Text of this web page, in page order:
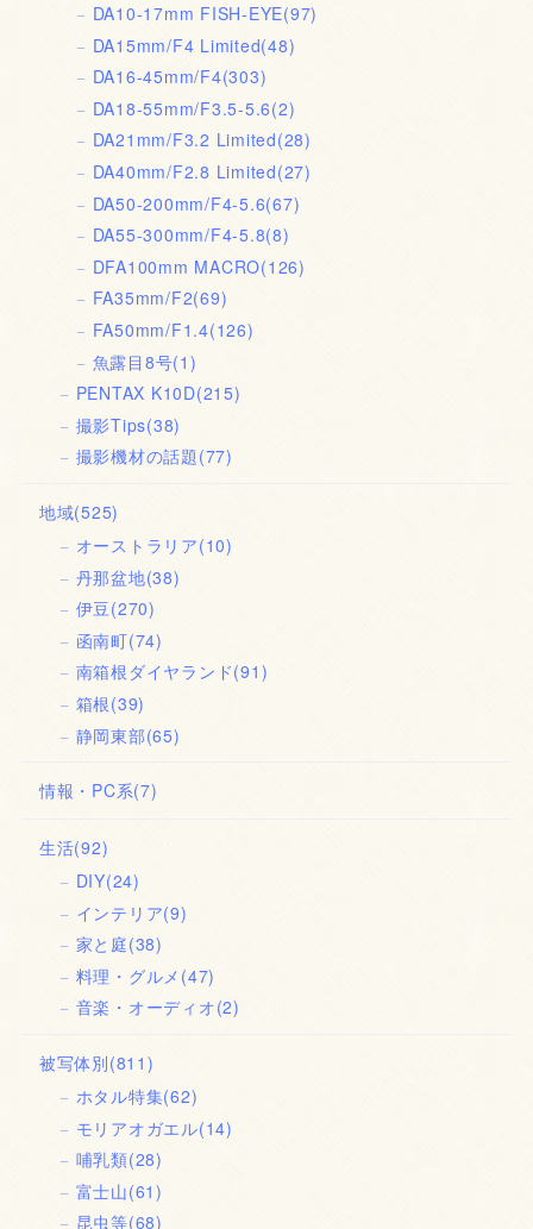
DA10-17mm FISH-EYE(97)
DA15mm/F4 Limited(48)
DA16-45mm/F4(303)
DA18-55mm/F3.5-5.6(2)
DA21mm/F3.2 Limited(28)
DA40mm/F2.8 Limited(27)
DA50-200mm/F4-5.6(67)
DA55-300mm/F4-5.8(8)
DFA100mm MACRO(126)
FA35mm/F2(69)
FA50mm/F1.4(126)
魚露目8号(1)
PENTAX K10D(215)
撮影Tips(38)
撮影機材の話題(77)
地域(525)
オーストラリア(10)
丹那盆地(38)
伊豆(270)
函南町(74)
南箱根ダイヤランド(91)
箱根(39)
静岡東部(65)
情報・PC系(7)
生活(92)
DIY(24)
インテリア(9)
家と庭(38)
料理・グルメ (47)
音楽・オーディオ(2)
被写体別(811)
ホタル特集(62)
モリアオガエル(14)
哺乳類(28)
富士山(61)
昆虫等(68)